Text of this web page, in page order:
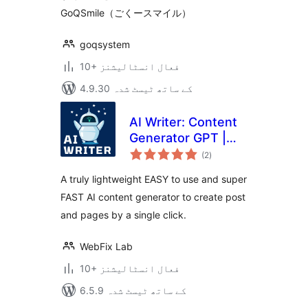
GoQSmile（ごくースマイル）
goqsystem
10+ فعال انسٹالیشنز
4.9.30 کے ساتھ ٹیسٹ شدہ
AI Writer: Content
Generator GPT |
ChatGPT
(2مجموعی
درجہ
)
A truly lightweight EASY to use and super
FAST AI content generator to create post
and pages by a single click.
WebFix Lab
10+ فعال انسٹالیشنز
6.5.9 کے ساتھ ٹیسٹ شدہ